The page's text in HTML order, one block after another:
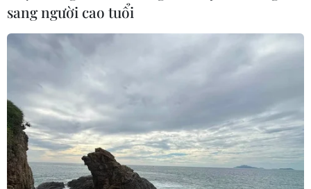
sang người cao tuổi